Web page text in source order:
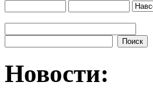
Новости: